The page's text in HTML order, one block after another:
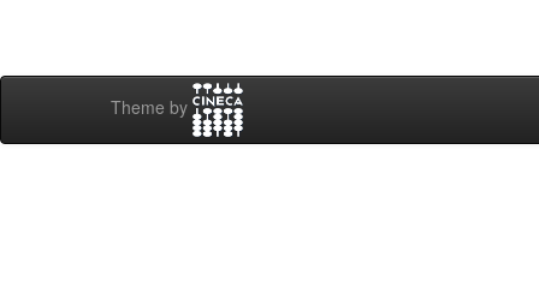
Theme by